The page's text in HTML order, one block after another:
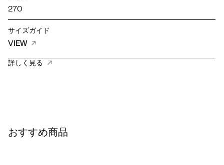
270
サイズガイド
VIEW
詳しく見る
おすすめ商品